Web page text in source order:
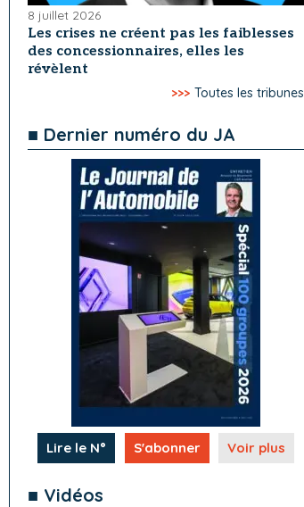
8 juillet 2026
Les crises ne créent pas les faiblesses
des concessionnaires, elles les
révèlent
>>> Toutes les tribunes
■ Dernier numéro du JA
Lire le N° S'abonner Voir plus
■ Vidéos